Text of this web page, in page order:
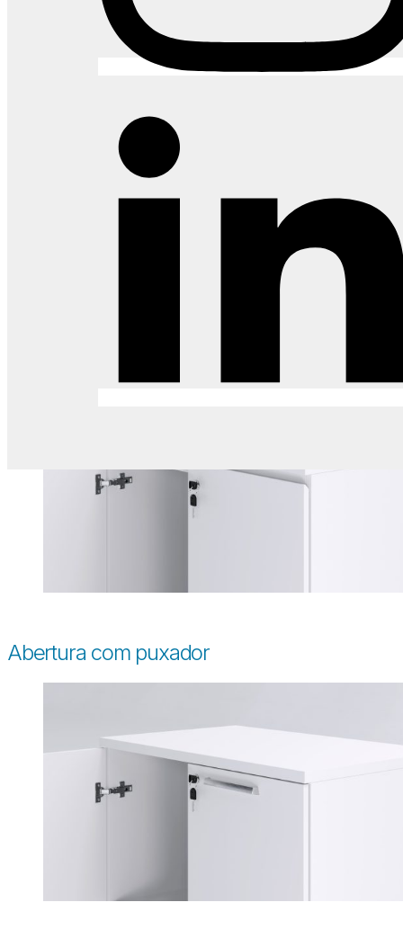
Armários com solução completa e diversas medidas,
acabamentos, acessórios internos e composições.
Abertura com puxador